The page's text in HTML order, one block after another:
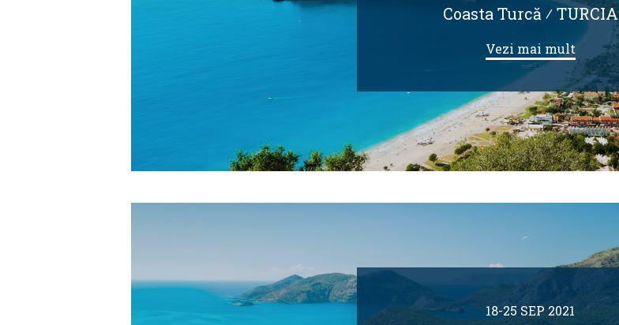
Coasta Turcă ⁄TURCIA
Vezi mai mult
18-25 SEP 2021